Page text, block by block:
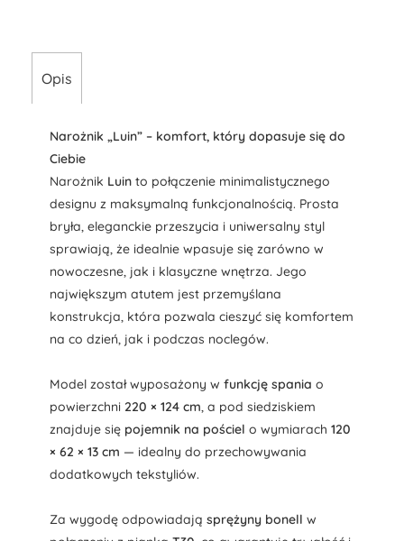
Opis
Narożnik „Luin” – komfort, który dopasuje się do
Ciebie
Narożnik Luin to połączenie minimalistycznego
designu z maksymalną funkcjonalnością. Prosta
bryła, eleganckie przeszycia i uniwersalny styl
sprawiają, że idealnie wpasuje się zarówno w
nowoczesne, jak i klasyczne wnętrza. Jego
największym atutem jest przemyślana
konstrukcja, która pozwala cieszyć się komfortem
na co dzień, jak i podczas noclegów.
Model został wyposażony w funkcję spania o
powierzchni 220 × 124 cm, a pod siedziskiem
znajduje się pojemnik na pościel o wymiarach 120
× 62 × 13 cm — idealny do przechowywania
dodatkowych tekstyliów.
Za wygodę odpowiadają sprężyny bonell w